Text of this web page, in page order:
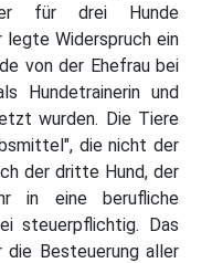
für drei Hunde
legte Widerspruch ein
von der Ehefrau bei
Hundetrainerin und
wurden. Die Tiere
die nicht der
der dritte Hund, der
in eine berufliche
steuerpflichtig. Das
Besteuerung aller